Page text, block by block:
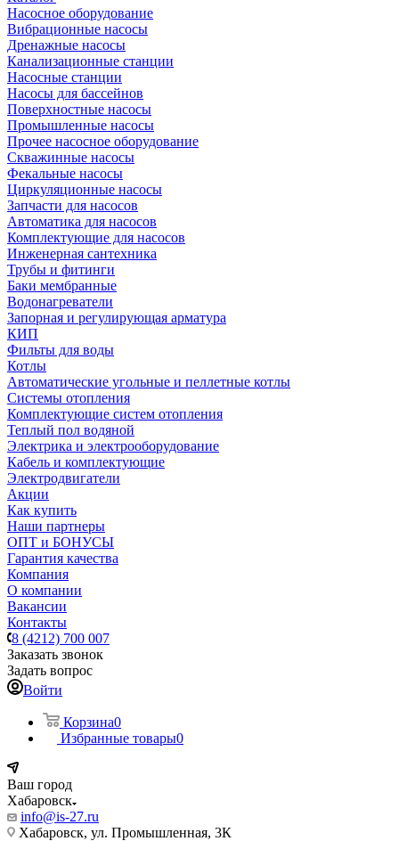
Насосное оборудование
Вибрационные насосы
Дренажные насосы
Канализационные станции
Насосные станции
Насосы для бассейнов
Поверхностные насосы
Промышленные насосы
Прочее насосное оборудование
Скважинные насосы
Фекальные насосы
Циркуляционные насосы
Запчасти для насосов
Автоматика для насосов
Комплектующие для насосов
Инженерная сантехника
Трубы и фитинги
Баки мембранные
Водонагреватели
Запорная и регулирующая арматура
КИП
Фильты для воды
Котлы
Автоматические угольные и пеллетные котлы
Системы отопления
Комплектующие систем отопления
Теплый пол водяной
Электрика и электрооборудование
Кабель и комплектующие
Электродвигатели
Акции
Как купить
Наши партнеры
ОПТ и БОНУСЫ
Гарантия качества
Компания
О компании
Вакансии
Контакты
8 (4212) 700 007
Заказать звонок
Задать вопрос
Войти
Корзина0
Избранные товары0
Ваш город
Хабаровск
info@is-27.ru
Хабаровск, ул. Промышленная, 3К